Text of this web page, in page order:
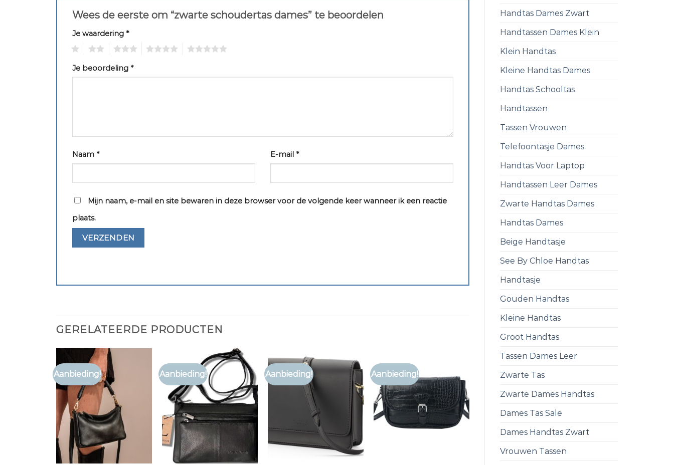
Handtas Dames Zwart
Handtassen Dames Klein
Klein Handtas
Kleine Handtas Dames
Handtas Schooltas
Handtassen
Tassen Vrouwen
Telefoontasje Dames
Handtas Voor Laptop
Handtassen Leer Dames
Zwarte Handtas Dames
Handtas Dames
Beige Handtasje
See By Chloe Handtas
Handtasje
Gouden Handtas
Kleine Handtas
Groot Handtas
Tassen Dames Leer
Zwarte Tas
Zwarte Dames Handtas
Dames Tas Sale
Dames Handtas Zwart
Vrouwen Tassen
Wees de eerste om “zwarte schoudertas dames” te beoordelen
Je waardering *
Je beoordeling *
Naam * E-mail *
Mijn naam, e-mail en site bewaren in deze browser voor de volgende keer wanneer ik een reactie
plaats.
GERELATEERDE PRODUCTEN
Aanbieding! Aanbieding! Aanbieding! Aanbieding!